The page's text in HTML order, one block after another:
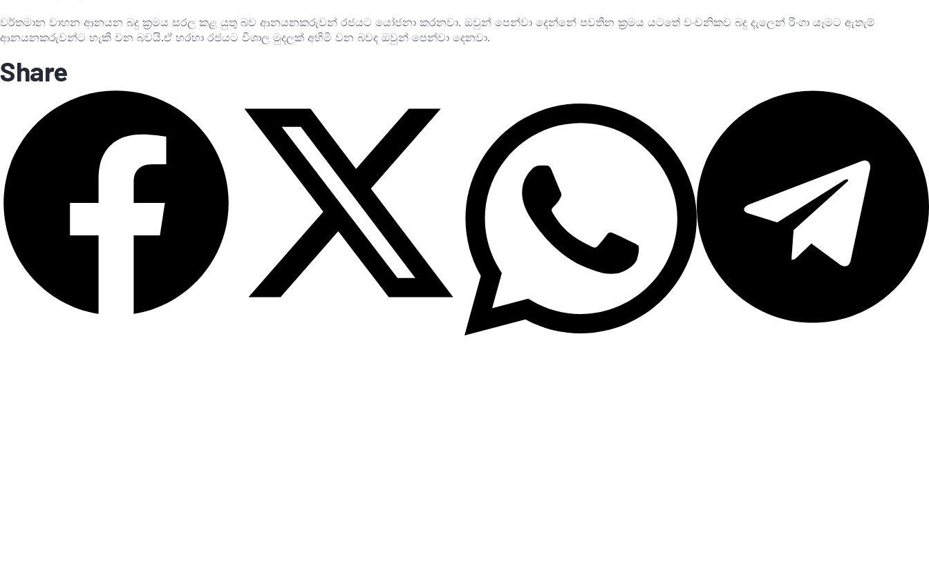
වර්තමාන වාහන ආනයන බදු ක්‍රමය සරල කළ යුතු බව ආනයනකරුවන් රජයට යෝජනා කරනවා. ඔවුන් පෙන්වා දෙන්නේ පවතින ක්‍රමය යටතේ වංචනිකව බදු දැලෙන් රිංගා යෑමට ඇතැම්
ආනයනකරුවන්ට හැකි වන බවයි.ඒ හරහා රජයට විශාල මුදලක් අහිමි වන බවද ඔවුන් පෙන්වා දෙනවා.
Share